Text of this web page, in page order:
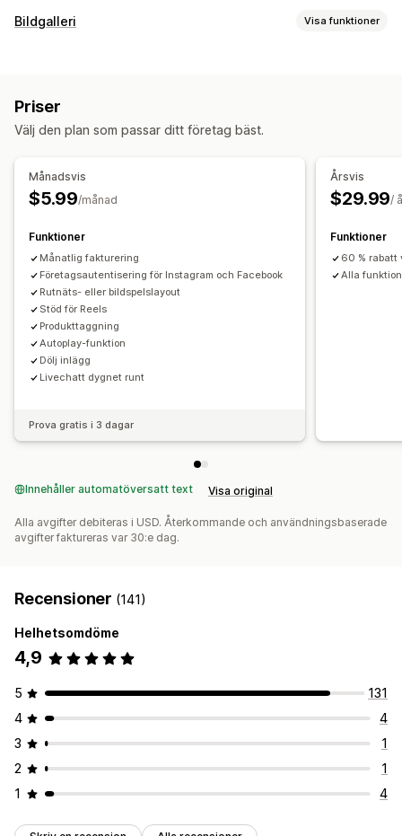
Innehållstyper
Flera språk
Sociala länkar
Bildgalleri Visa funktioner
Reglage
Hovringseffekter
Köpbara taggar
Priser
Välj den plan som passar ditt företag bäst.
Månadsvis
$5.99/månad
Funktioner
Månatlig fakturering
Företagsautentisering för Instagram och Facebook
Rutnäts- eller bildspelslayout
Stöd för Reels
Produkttaggning
Autoplay-funktion
Dölj inlägg
Livechatt dygnet runt
Prova gratis i 3 dagar
Årsvis
$29.99/
Funktioner
60 % rabatt
Alla
Innehåller automatöversatt text Visa original
Alla avgifter debiteras i USD. Återkommande och användningsbaserade
avgifter faktureras var 30:e dag.
Recensioner (141)
Helhetsomdöme
4,9
5
131
4
4
3
1
2
1
1
4